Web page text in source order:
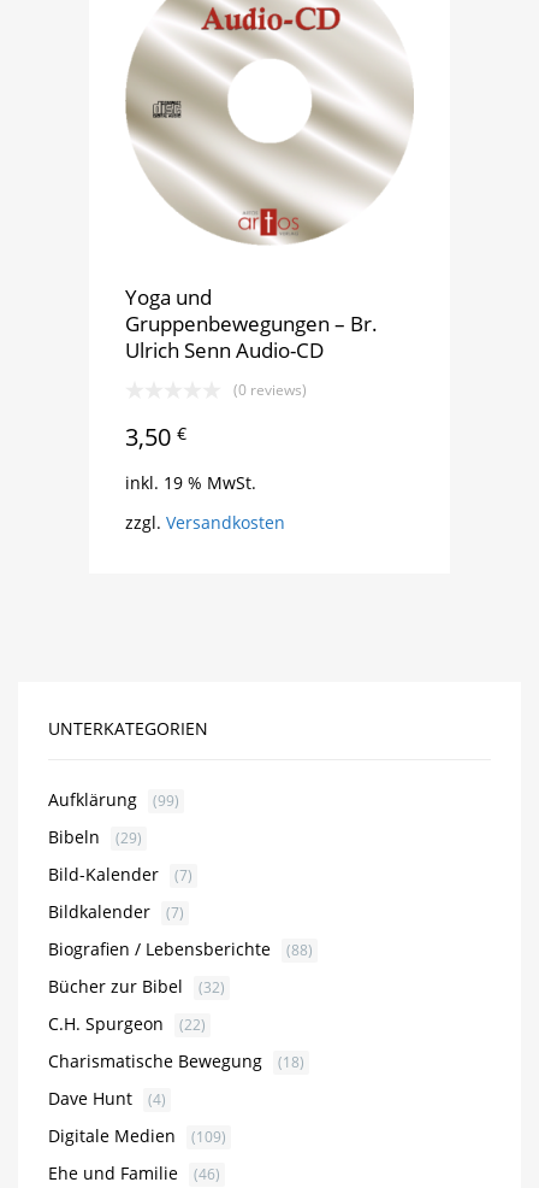
Yoga und
Gruppenbewegungen – Br.
Ulrich Senn Audio-CD
(0 reviews)
3,50 €
inkl. 19 % MwSt.
zzgl. Versandkosten
UNTERKATEGORIEN
Aufklärung (99)
Bibeln (29)
Bild-Kalender (7)
Bildkalender (7)
Biografien / Lebensberichte (88)
Bücher zur Bibel (32)
C.H. Spurgeon (22)
Charismatische Bewegung (18)
Dave Hunt (4)
Digitale Medien (109)
Ehe und Familie (46)